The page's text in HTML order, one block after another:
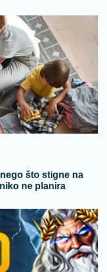
što stigne na
ne planira